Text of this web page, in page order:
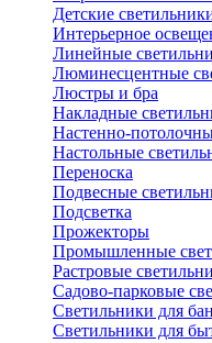
Детские
Интерьерное
Линейные
Люминесцентные
Люстры и бра
Накладные
Настенно-
Настольные
Переноска
Подвесные
Подсветка
Прожекторы
Промышленные
Растровые
Садово-парковые
Светильники для
Светильники для